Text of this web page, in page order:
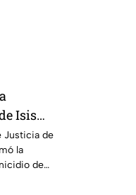
Isis
Justicia de
la
de